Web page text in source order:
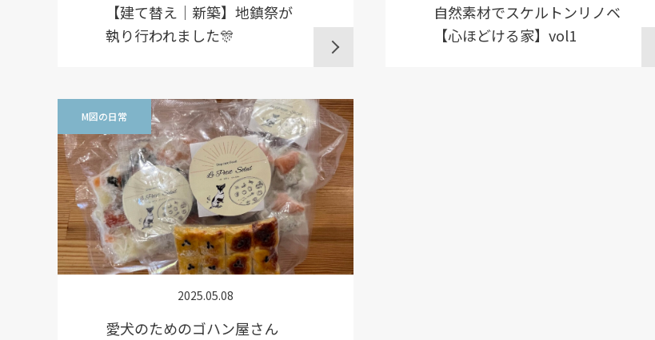
【建て替え｜新築】地鎮祭が
執り行われました🎊
自然素材でスケルトンリノベ
【心ほどける家】vol1
M図の日常
2025.05.08
愛犬のためのゴハン屋さん